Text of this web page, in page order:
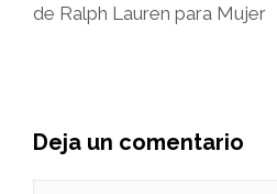
de Ralph Lauren para Mujer
Deja un comentario